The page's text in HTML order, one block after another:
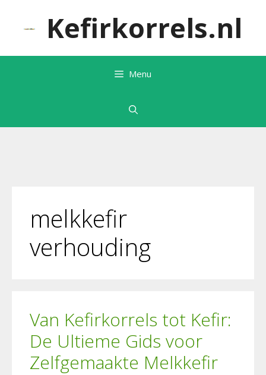
inhoud
Kefirkorrels.nl
Menu
melkkefir
verhouding
Van Kefirkorrels tot Kefir:
De Ultieme Gids voor
Zelfgemaakte Melkkefir